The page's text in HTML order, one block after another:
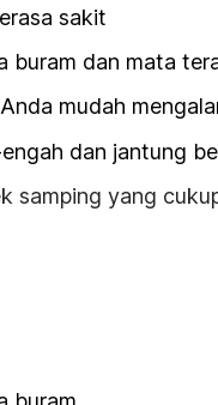
sakit
buram dan mata
mudah
dan jantung
samping yang